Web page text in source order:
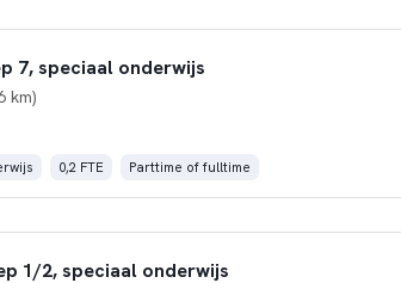
7, speciaal onderwijs
km)
0,2 FTE Parttime of fulltime
1/2, speciaal onderwijs